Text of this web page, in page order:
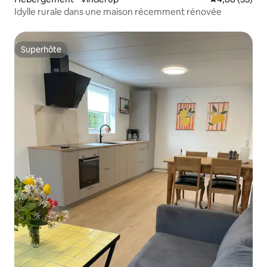
Idylle rurale dans une maison récemment rénovée
Superhôte
Superhôte